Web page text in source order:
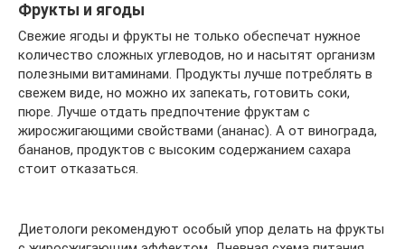
Фрукты и ягоды
Свежие ягоды и фрукты не только обеспечат нужное
количество сложных углеводов, но и насытят организм
полезными витаминами. Продукты лучше потреблять в
свежем виде, но можно их запекать, готовить соки,
пюре. Лучше отдать предпочтение фруктам с
жиросжигающими свойствами (ананас). А от винограда,
бананов, продуктов с высоким содержанием сахара
стоит отказаться.
Диетологи рекомендуют особый упор делать на фрукты